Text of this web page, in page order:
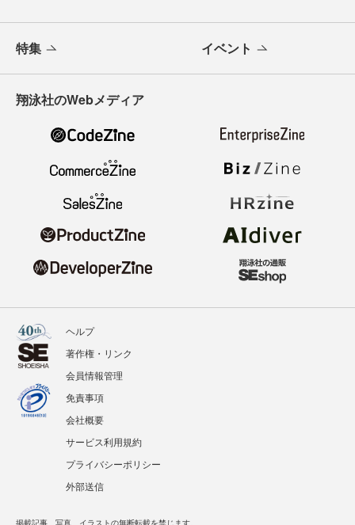
特集 イベント
翔泳社のWebメディア
ヘルプ
著作権・リンク
会員情報管理
免責事項
会社概要
サービス利用規約
プライバシーポリシー
外部送信
掲載記事、写真、イラストの無断転載を禁じます。